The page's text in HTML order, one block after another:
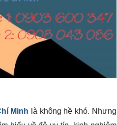
Minh là không hề khó. Nhưng